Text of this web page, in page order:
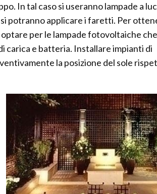
In tal caso si useranno lampade a
potranno applicare i faretti. Per
per le lampade fotovoltaiche che
carica e batteria. Installare impianti di
la posizione del sole